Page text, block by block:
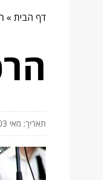
דף הבית»
תאריך: מאי 03, 2021